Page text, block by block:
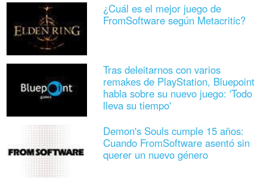
¿Cuál es el mejor juego de
FromSoftware según Metacritic?
Tras deleitarnos con varios
remakes de PlayStation, Bluepoint
habla sobre su nuevo juego: 'Todo
lleva su tiempo'
Demon's Souls cumple 15 años:
Cuando FromSoftware asentó sin
querer un nuevo género